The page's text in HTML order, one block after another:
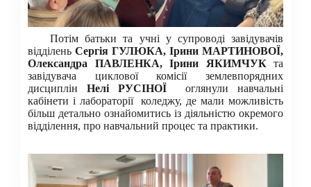
Потім батьки та учні у супроводі завідувачів
відділень Сергія ГУЛЮКА, Ірини МАРТИНОВОЇ,
Олександра ПАВЛЕНКА, Ірини ЯКИМЧУК та
завідувача циклової комісії землевпорядних
дисциплін Нелі РУСІНОЇ оглянули навчальні
кабінети і лабораторії коледжу, де мали можливість
більш детально ознайомитись із діяльністю окремого
відділення, про навчальний процес та практики.